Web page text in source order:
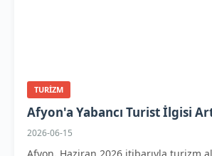
TURIZM
Afyon'a Yabancı Turist İlgisi
2026-06-15